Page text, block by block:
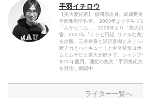
手羽イチロウ
【美大愛好家】 福岡県出身。武蔵野
学部彫刻学科卒。 2003年より学生ブ
「ムサビコム」、2009年より「美大
営。2007年「ムサビ日記 -リアルな美
を出版。三谷幸喜と浦沢直樹とみうら
野チカとハイキュー！と合体変形ロボ
ムとムサビと美大が好きで、シャンプ
を20年愛用。理想の美大「手羽美術
を目指し奮闘中。
ライター一覧へ